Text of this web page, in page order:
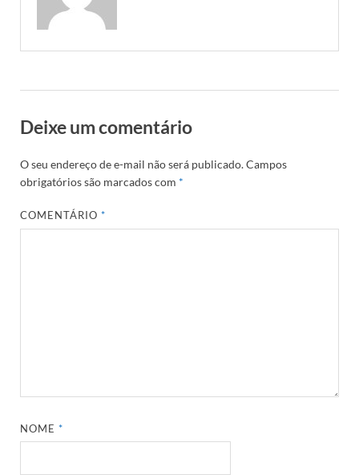
Deixe um comentário
O seu endereço de e-mail não será publicado.Campos
obrigatórios são marcados com *
COMENTÁRIO*
NOME*